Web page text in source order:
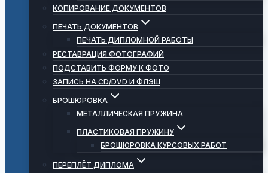
КОПИРОВАНИЕ ДОКУМЕНТОВ
ПЕЧАТЬ ДОКУМЕНТОВ
ПЕЧАТЬ ДИПЛОМНОЙ РАБОТЫ
РЕСТАВРАЦИЯ ФОТОГРАФИЙ
ПОДСТАВИТЬ ФОРМУ К ФОТО
ЗАПИСЬ НА CD/DVD И ФЛЭШ
БРОШЮРОВКА
МЕТАЛЛИЧЕСКАЯ ПРУЖИНА
ПЛАСТИКОВАЯ ПРУЖИНУ
БРОШЮРОВКА КУРСОВЫХ РАБОТ
ПЕРЕПЛЁТ ДИПЛОМА